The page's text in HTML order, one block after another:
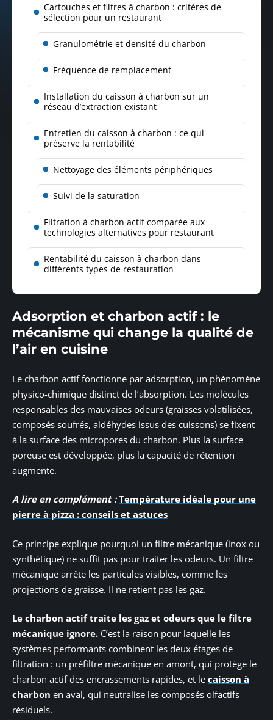
Cartouches et filtres à charbon : critères de
sélection pour un restaurant
Granulométrie et densité du charbon
Fréquence de remplacement
Installation du caisson à charbon sur un
réseau d’extraction existant
Entretien du caisson à charbon : ce qui
préserve la rentabilité
Nettoyage des éléments périphériques
Suivi de la saturation
Filtration à charbon actif comparée aux
technologies alternatives pour restaurant
Rentabilité du caisson à charbon dans
différents types de restauration
Adsorption et charbon actif : le
mécanisme qui change la qualité de
l’air en cuisine
Le charbon actif fonctionne par adsorption, un phénomène
physico-chimique distinct de l’absorption. Les molécules
responsables des mauvaises odeurs (graisses volatilisées,
composés soufrés, aldéhydes issus des cuissons) se fixent
à la surface des micropores du charbon. Plus la surface
poreuse est développée, plus la capacité de rétention
augmente.
A lire en complément : Température idéale pour une
pierre à pizza : conseils et astuces
Ce principe explique pourquoi un filtre mécanique (inox ou
synthétique) ne suffit pas pour traiter les odeurs. Un filtre
mécanique arrête les particules visibles, comme les
projections de graisse. Il ne retient pas les gaz.
Le charbon actif traite les gaz et odeurs que le filtre
mécanique ignore. C’est la raison pour laquelle les
systèmes performants combinent les deux étages de
filtration : un préfiltre mécanique en amont, qui protège le
charbon actif des encrassements rapides, et le caisson à
charbon en aval, qui neutralise les composés olfactifs
résiduels.